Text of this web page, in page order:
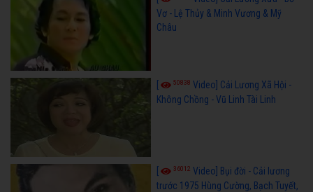
Vơ - Lệ Thủy & Minh Vương & Mỹ
Châu
50838 Video] Cải Lương Xã Hội -
Không Chồng - Vũ Linh Tài Linh
36012 Video] Bụi đời - Cải lương
trước 1975 Hùng Cường, Bạch Tuyết,